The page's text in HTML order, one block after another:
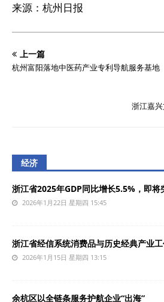
来源：杭州日报
上一篇
杭州富阳落地中医药产业专利导航服务基地
浙江嘉
经济
浙江省2025年GDP同比增长5.5%，即将
2026年1月22日 星期四 15:45
浙江省经信系统消费品与历史经典产业
2026年1月15日 星期四 13:15
余杭区以全链条服务护航企业“出海”